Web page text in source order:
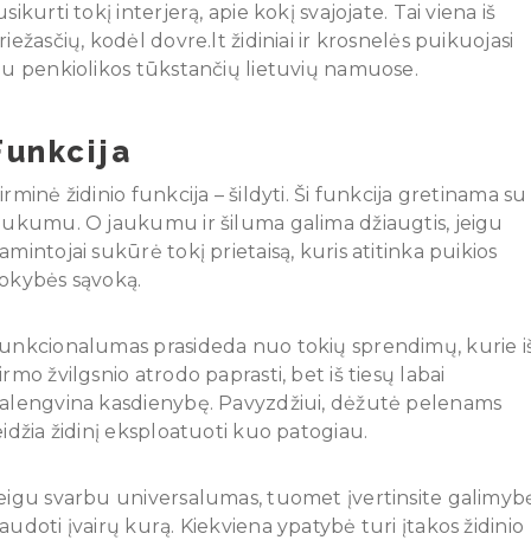
tokį interjerą, apie kokį svajojate. Tai viena iš
kodėl dovre.lt židiniai ir krosnelės puikuojasi
penkiolikos tūkstančių lietuvių namuose.
židinio funkcija – šildyti. Ši funkcija gretinama su
O jaukumu ir šiluma galima džiaugtis, jeigu
sukūrė tokį prietaisą, kuris atitinka puikios
sąvoką.
prasideda nuo tokių sprendimų, kurie
žvilgsnio atrodo paprasti, bet iš tiesų labai
kasdienybę. Pavyzdžiui, dėžutė pelenams
židinį eksploatuoti kuo patogiau.
svarbu universalumas, tuomet įvertinsite
įvairų kurą. Kiekviena ypatybė turi įtakos židinio